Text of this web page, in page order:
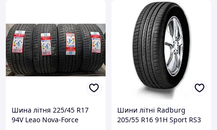
Шина літня 225/45 R17
94V Leao Nova-Force
Шини літні Radburg
205/55 R16 91H Sport RS3